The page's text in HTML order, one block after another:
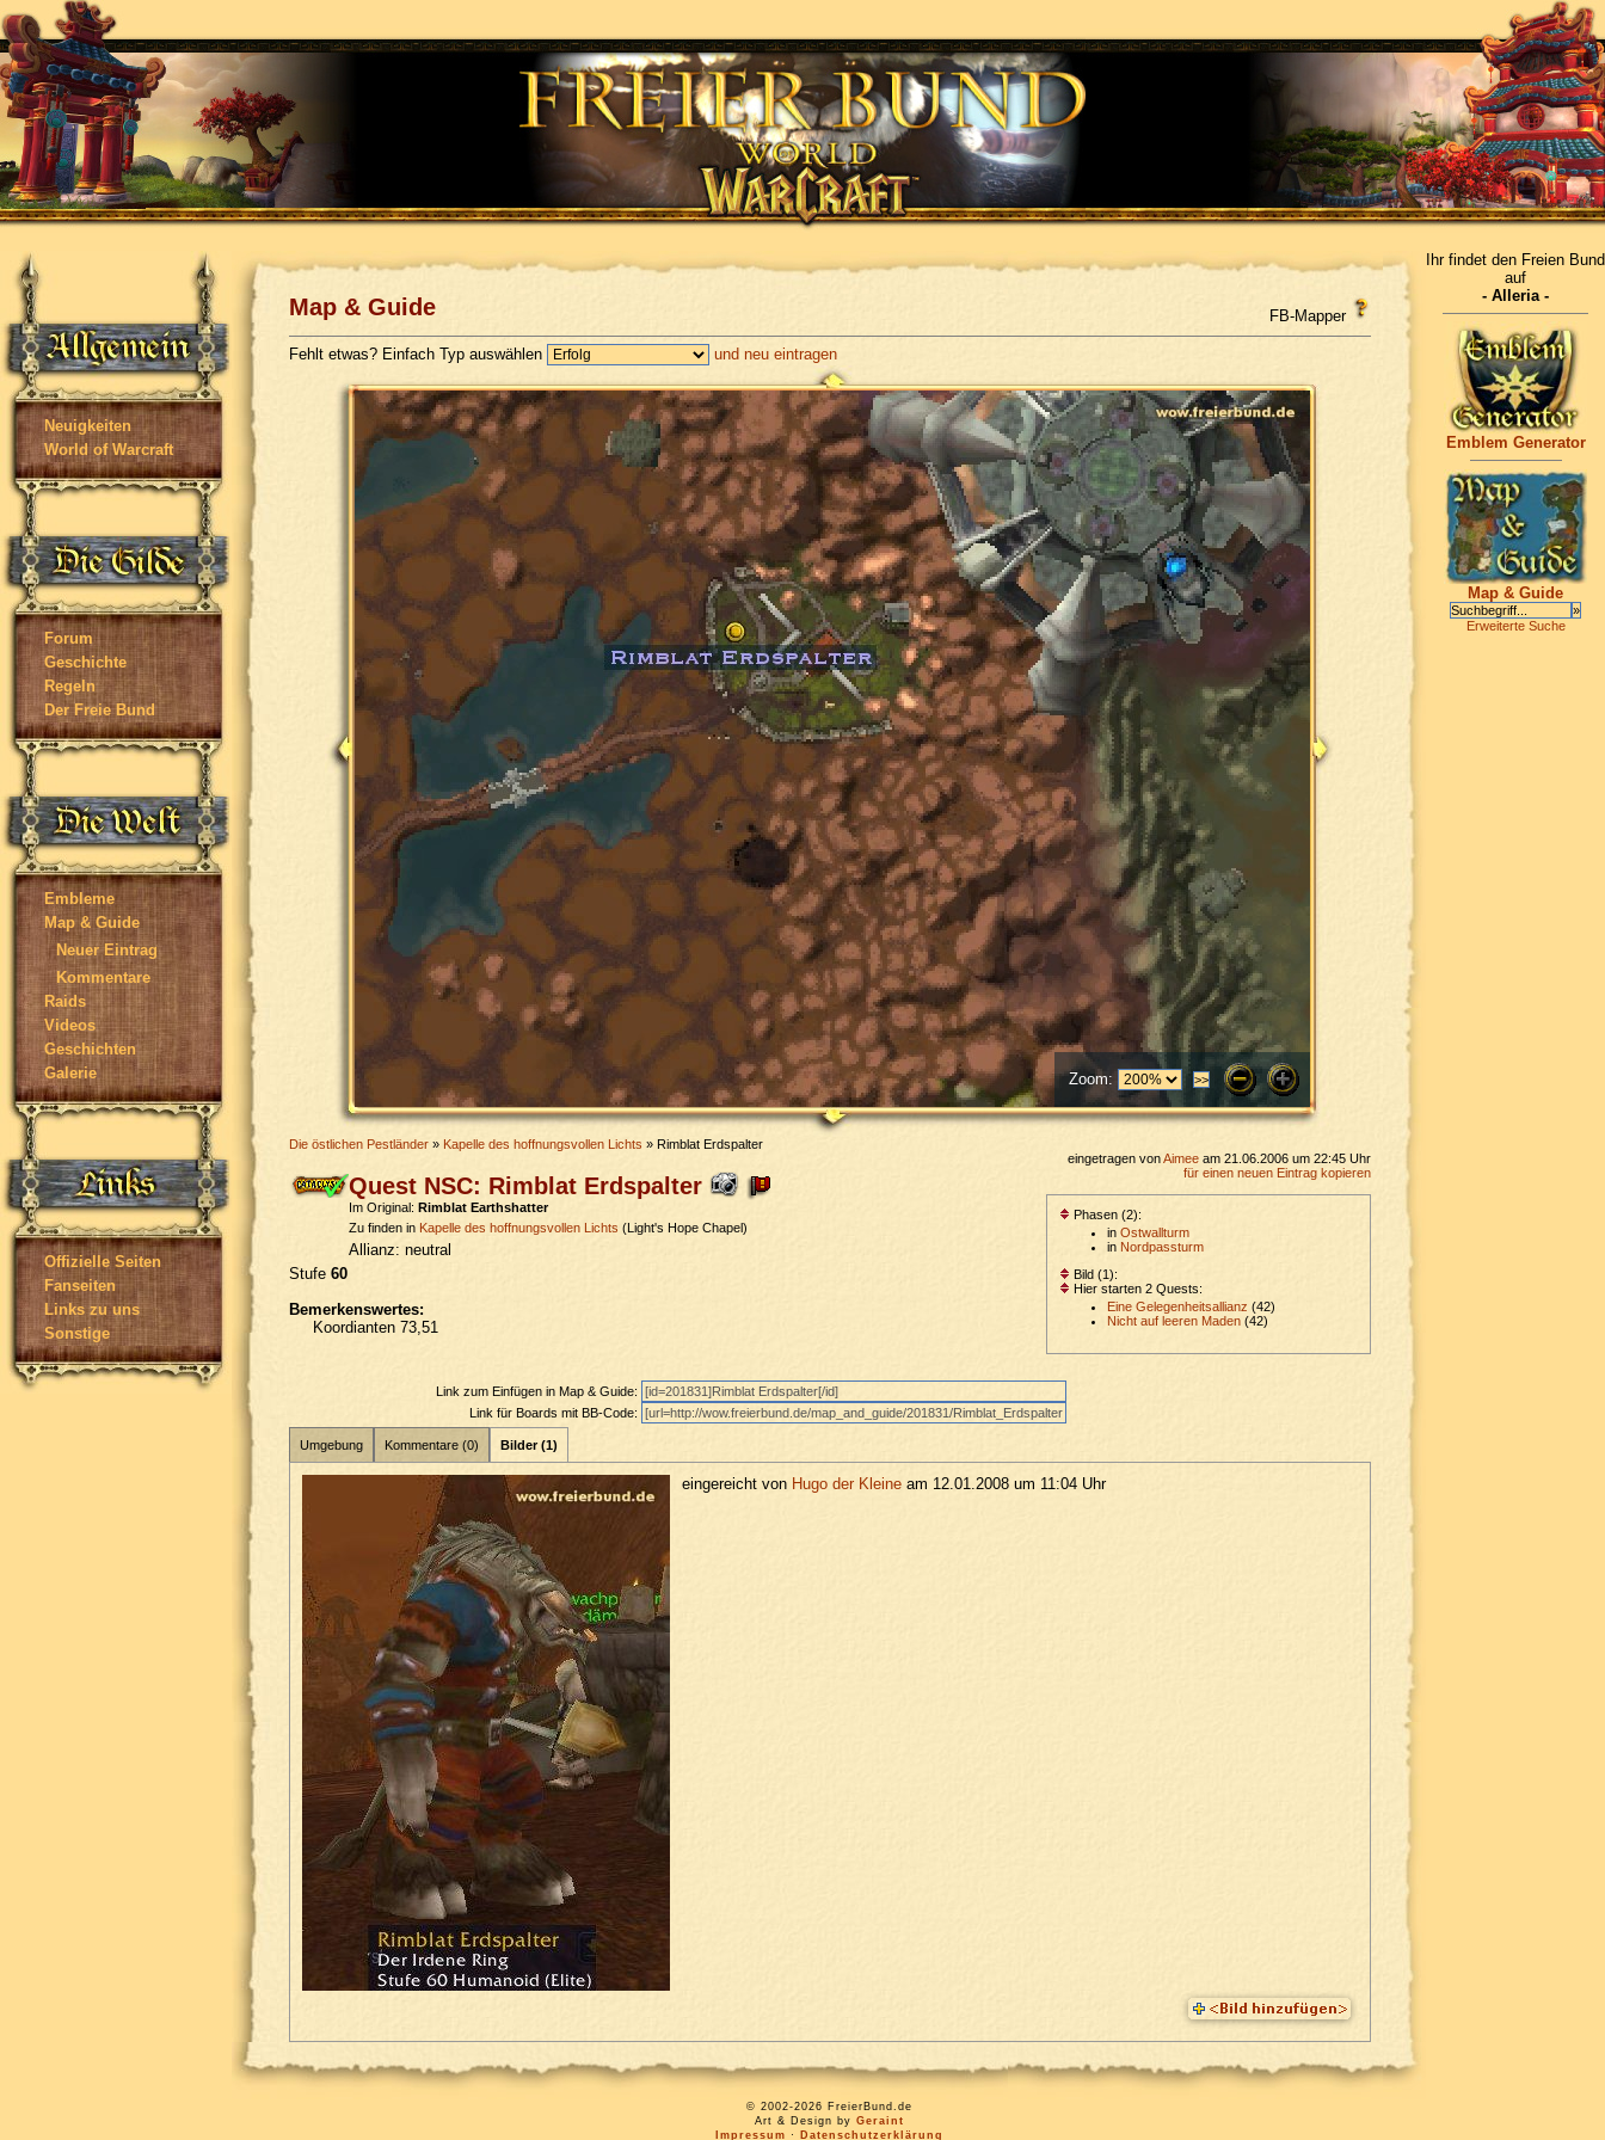
Neuigkeiten
World of Warcraft
Forum
Geschichte
Regeln
Der Freie Bund
Embleme
Map & Guide
Neuer Eintrag
Kommentare
Raids
Videos
Geschichten
Galerie
Offizielle Seiten
Fanseiten
Links zu uns
Sonstige
Map & Guide FB-Mapper
Fehlt etwas? Einfach Typ auswählen und neu eintragen
Zoom:
Die östlichen Pestländer » Kapelle des hoffnungsvollen Lichts » Rimblat Erdspalter
eingetragen vonAimee am 21.06.2006 um 22:45 Uhr
für einen neuen Eintrag kopieren
Phasen (2):
in Ostwallturm
in Nordpassturm
Bild (1):
Hier starten 2 Quests:
Eine Gelegenheitsallianz (42)
Nicht auf leeren Maden (42)
Quest NSC: Rimblat Erdspalter
Im Original: Rimblat Earthshatter
Zu finden in Kapelle des hoffnungsvollen Lichts (Light's Hope Chapel)
Allianz: neutral
Stufe 60
Bemerkenswertes:
Koordianten 73,51
Link zum Einfügen in Map & Guide:
Link für Boards mit BB-Code:
Umgebung Kommentare (0) Bilder (1)
eingereicht von Hugo der Kleine am 12.01.2008 um 11:04 Uhr
Ihr findet den Freien Bund
auf
- Alleria -
Emblem Generator
Map & Guide
Erweiterte Suche
© 2002-2026 FreierBund.de
Art & Design by Geraint
Impressum · Datenschutzerklärung